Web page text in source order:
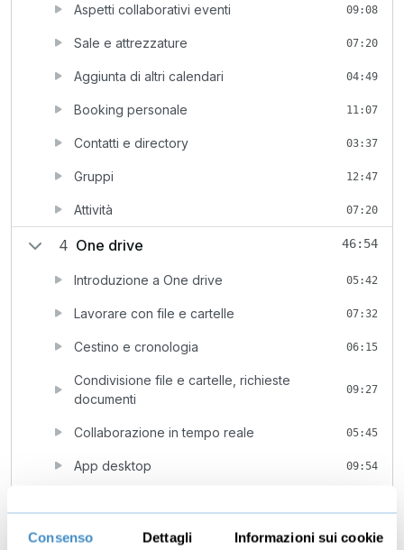
Consenso Dettagli Informazioni sui cookie
Aspetti collaborativi eventi 09:08
Sale e attrezzature 07:20
Aggiunta di altri calendari 04:49
Booking personale 11:07
Contatti e directory 03:37
Gruppi 12:47
Attività 07:20
4 One drive 46:54
Introduzione a One drive 05:42
Lavorare con file e cartelle 07:32
Cestino e cronologia 06:15
Condivisione file e cartelle, richieste
documenti
09:27
Collaborazione in tempo reale 05:45
App desktop 09:54
5 Sharepoint 46:59